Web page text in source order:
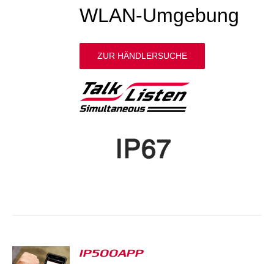
WLAN-Umgebung
ZUR HÄNDLERSUCHE
IP500APP